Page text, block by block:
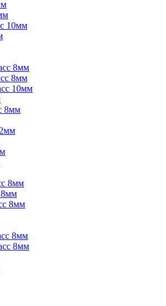
10мм
8мм
8мм
10мм
8мм
8мм
8мм
8мм
8мм
8мм